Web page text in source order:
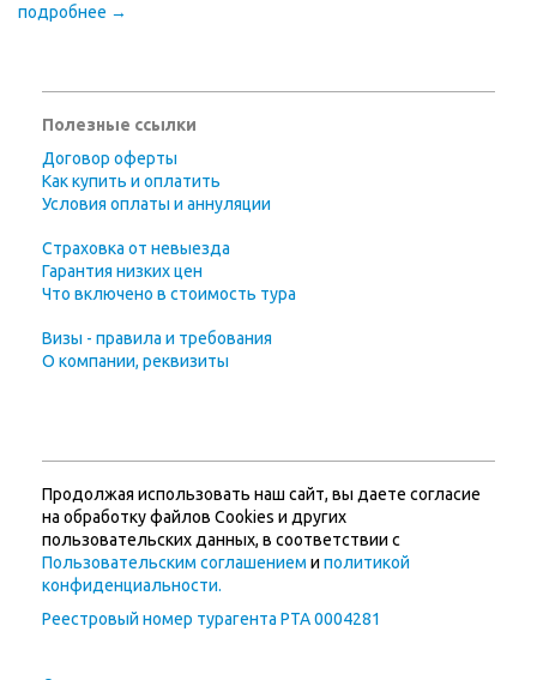
подробнее →
Полезные ссылки
Договор оферты
Как купить и оплатить
Условия оплаты и аннуляции
Страховка от невыезда
Гарантия низких цен
Что включено в стоимость тура
Визы - правила и требования
О компании, реквизиты
Продолжая использовать наш сайт, вы даете согласие
на обработку файлов Cookies и других
пользовательских данных, в соответствии с
Пользовательским соглашением и политикой
конфиденциальности.
Реестровый номер турагента РТА 0004281